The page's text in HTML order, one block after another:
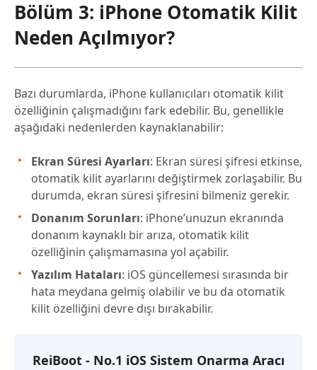
Bölüm 3: iPhone Otomatik Kilit
Neden Açılmıyor?
Bazı durumlarda, iPhone kullanıcıları otomatik kilit
özelliğinin çalışmadığını fark edebilir. Bu, genellikle
aşağıdaki nedenlerden kaynaklanabilir:
Ekran Süresi Ayarları: Ekran süresi şifresi etkinse,
otomatik kilit ayarlarını değiştirmek zorlaşabilir. Bu
durumda, ekran süresi şifresini bilmeniz gerekir.
Donanım Sorunları: iPhone’unuzun ekranında
donanım kaynaklı bir arıza, otomatik kilit
özelliğinin çalışmamasına yol açabilir.
Yazılım Hataları: iOS güncellemesi sırasında bir
hata meydana gelmiş olabilir ve bu da otomatik
kilit özelliğini devre dışı bırakabilir.
ReiBoot - No.1 iOS Sistem Onarma Aracı